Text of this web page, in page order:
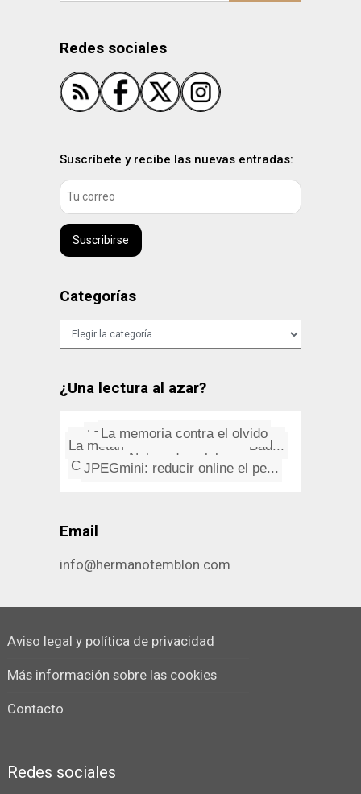
Redes sociales
Suscríbete y recibe las nuevas entradas:
Suscribirse
Categorías
Categorías
¿Una lectura al azar?
The Godfathers: She Gives Me L...
Los fantasmas de la avenida
Cutty Sark. Historia del más ...
Cuidado en las noches de Welli...
Proverbios de Marruecos
La metamorfosis de Domingo Bad...
Nubes de palabras
La memoria contra el olvido
JPEGmini: reducir online el pe...
Email
info@hermanotemblon.com
Aviso legal y política de privacidad
Más información sobre las cookies
Contacto
Redes sociales